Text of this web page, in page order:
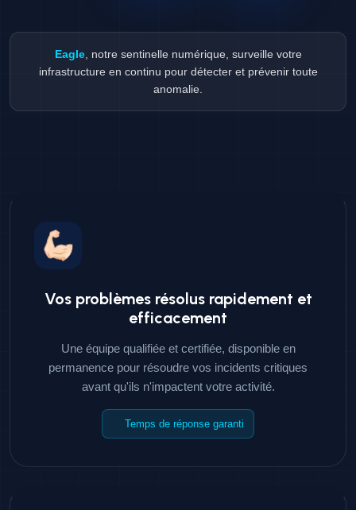
Eagle, notre sentinelle numérique, surveille votre
infrastructure en continu pour détecter et prévenir toute
anomalie.
Vos problèmes résolus rapidement et
efficacement
Une équipe qualifiée et certifiée, disponible en
permanence pour résoudre vos incidents critiques
avant qu'ils n'impactent votre activité.
Temps de réponse garanti